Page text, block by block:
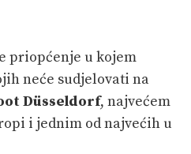
priopćenje u kojem
neće sudjelovati na
Düsseldorf, najvećem
i jednim od najvećih u